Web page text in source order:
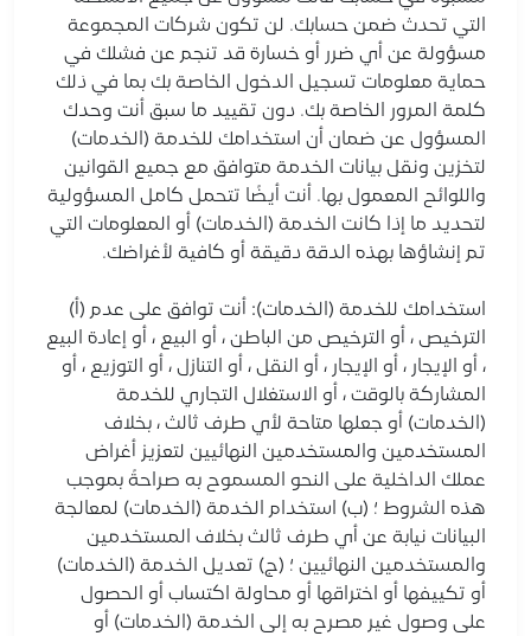
التي تحدث ضمن حسابك. لن تكون شركات المجموعة
مسؤولة عن أي ضرر أو خسارة قد تنجم عن فشلك في
حماية معلومات تسجيل الدخول الخاصة بك بما في ذلك
كلمة المرور الخاصة بك. دون تقييد ما سبق أنت وحدك
المسؤول عن ضمان أن استخدامك للخدمة (الخدمات)
لتخزين ونقل بيانات الخدمة متوافق مع جميع القوانين
واللوائح المعمول بها. أنت أيضًا تتحمل كامل المسؤولية
لتحديد ما إذا كانت الخدمة (الخدمات) أو المعلومات التي
تم إنشاؤها بهذه الدقة دقيقة أو كافية لأغراضك.
استخدامك للخدمة (الخدمات): أنت توافق على عدم (أ)
الترخيص ، أو الترخيص من الباطن ، أو البيع ، أو إعادة البيع
، أو الإيجار ، أو الإيجار ، أو النقل ، أو التنازل ، أو التوزيع ، أو
المشاركة بالوقت ، أو الاستغلال التجاري للخدمة
(الخدمات) أو جعلها متاحة لأي طرف ثالث ، بخلاف
المستخدمين والمستخدمين النهائيين لتعزيز أغراض
عملك الداخلية على النحو المسموح به صراحةً بموجب
هذه الشروط ؛ (ب) استخدام الخدمة (الخدمات) لمعالجة
البيانات نيابة عن أي طرف ثالث بخلاف المستخدمين
والمستخدمين النهائيين ؛ (ج) تعديل الخدمة (الخدمات)
أو تكييفها أو اختراقها أو محاولة اكتساب أو الحصول
على وصول غير مصرح به إلى الخدمة (الخدمات) أو